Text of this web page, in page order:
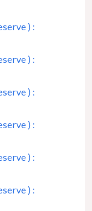
) :
) :
) :
) :
) :
) :